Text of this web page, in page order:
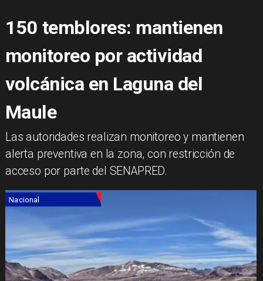
150 temblores: mantienen
monitoreo por actividad
volcánica en Laguna del
Maule
Las autoridades realizan monitoreo y mantienen
alerta preventiva en la zona, con restricción de
acceso por parte del SENAPRED.
Nacional